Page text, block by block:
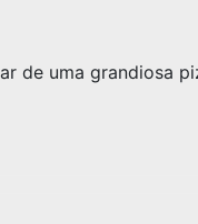
de uma grandiosa